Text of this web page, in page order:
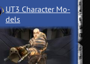
UT3 Character Mo­
dels